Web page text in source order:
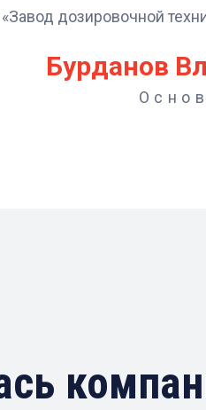
дозировочной
Бурданов